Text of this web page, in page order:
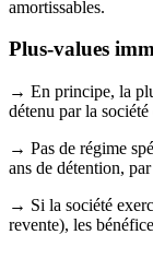
amortissables.
Plus-values
→ En principe, la
détenu par la
→ Pas de régime
ans de détention,
→ Si la société
revente), les